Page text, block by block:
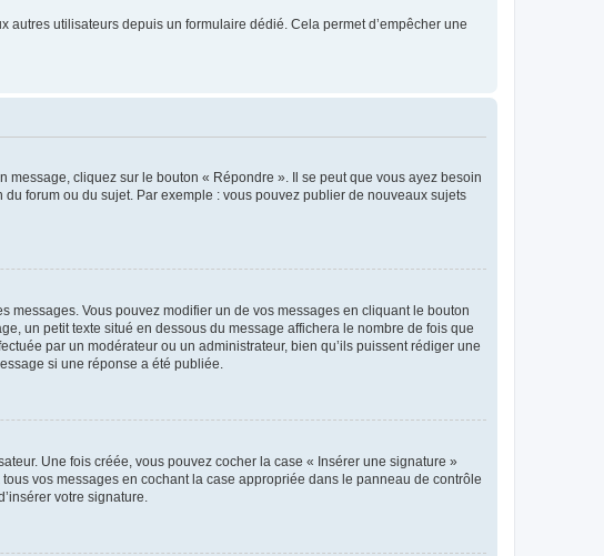
utilisateurs depuis un formulaire dédié. Cela permet d’empêcher une
cliquez sur le bouton « Répondre ». Il se peut que vous ayez besoin
forum ou du sujet. Par exemple : vous pouvez publier de nouveaux sujets
Vous pouvez modifier un de vos messages en cliquant le bouton
un petit texte situé en dessous du message affichera le nombre de fois que
par un modérateur ou un administrateur, bien qu’ils puissent rédiger une
si une réponse a été publiée.
Une fois créée, vous pouvez cocher la case « Insérer une signature »
vos messages en cochant la case appropriée dans le panneau de contrôle
votre signature.